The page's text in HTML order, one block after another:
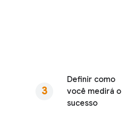
Definir como
você medirá o
sucesso